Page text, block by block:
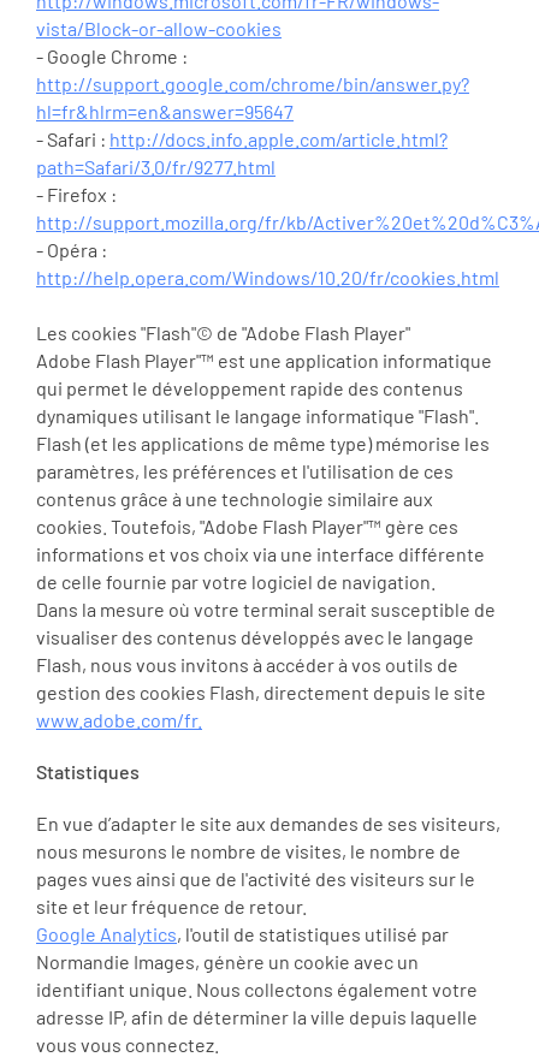
vista/Block-or-allow-cookies
- Google Chrome :
http://support.google.com/chrome/bin/answer.py?
hl=fr&hlrm=en&answer=95647
- Safari : http://docs.info.apple.com/article.html?
path=Safari/3.0/fr/9277.html
- Firefox :
http://support.mozilla.org/fr/kb/
- Opéra :
http://help.opera.com/Windows/10.20/fr/cookies.html
Les cookies "Flash"© de "Adobe Flash Player"
Adobe Flash Player"™ est une application informatique
qui permet le développement rapide des contenus
dynamiques utilisant le langage informatique "Flash".
Flash (et les applications de même type) mémorise les
paramètres, les préférences et l'utilisation de ces
contenus grâce à une technologie similaire aux
cookies. Toutefois, "Adobe Flash Player"™ gère ces
informations et vos choix via une interface différente
de celle fournie par votre logiciel de navigation.
Dans la mesure où votre terminal serait susceptible de
visualiser des contenus développés avec le langage
Flash, nous vous invitons à accéder à vos outils de
gestion des cookies Flash, directement depuis le site
www.adobe.com/fr.
Statistiques
En vue d’adapter le site aux demandes de ses visiteurs,
nous mesurons le nombre de visites, le nombre de
pages vues ainsi que de l'activité des visiteurs sur le
site et leur fréquence de retour.
Google Analytics, l'outil de statistiques utilisé par
Normandie Images, génère un cookie avec un
identifiant unique. Nous collectons également votre
adresse IP, afin de déterminer la ville depuis laquelle
vous vous connectez.